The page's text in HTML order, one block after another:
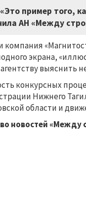
«Это пример того,
АН «Между
компания
экрана,
выяснить
конкурсных
Нижнего
области и
новостей «Между